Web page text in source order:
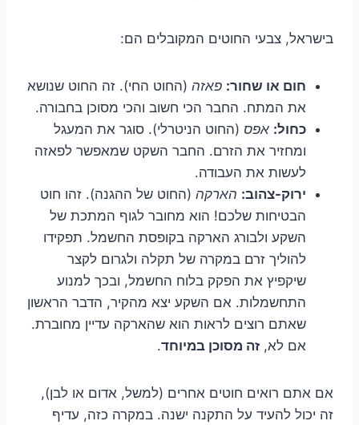
בישראל, צבעי החוטים המקובלים הם:
חום או שחור: פאזה (החוט החי). זה החוט שנושא
את המתח. החבר הכי חשוב והכי מסוכן בחבורה.
כחול: אפס (החוט הניטרלי). סוגר את המעגל
ומחזיר את הזרם. החבר השקט שמאפשר לפאזה
לעשות את העבודה.
ירוק-צהוב: הארקה (החוט של ההגנה). זהו חוט
הבטיחות שלכם! הוא מחובר לגוף המתכת של
השקע ולבורג הארקה בקופסת החשמל. תפקידו
להוליך זרם במקרה של תקלה ולגרום לקצר
שיקפיץ את הפקק בלוח החשמל, ובכך למנוע
התחשמלות. אם השקע יצא מהקיר, הדבר הראשון
שאתם רוצים לראות הוא שהארקה עדיין מחוברת.
אם לא, זה מסוכן במיוחד.
אם אתם רואים חוטים אחרים (למשל, אדום או לבן),
זה יכול להעיד על התקנה ישנה. במקרה כזה, עדיף